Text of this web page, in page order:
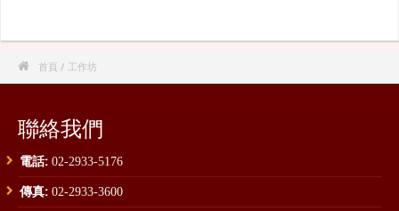
 首頁 / 工作坊
聯絡我們
電話: 02-2933-5176
傳真: 02-2933-3600